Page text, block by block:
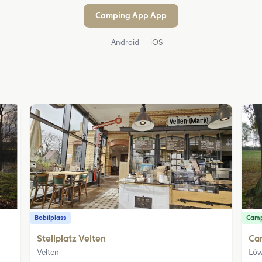
Camping App App
Android iOS
Bobilplass
Stellplatz Velten
Velten